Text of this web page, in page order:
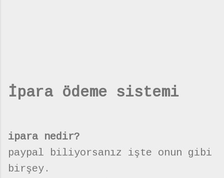
İpara ödeme sistemi
ipara nedir?
paypal biliyorsanız işte onun gibi
birşey.